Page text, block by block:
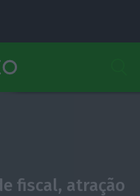
fiscal, atração